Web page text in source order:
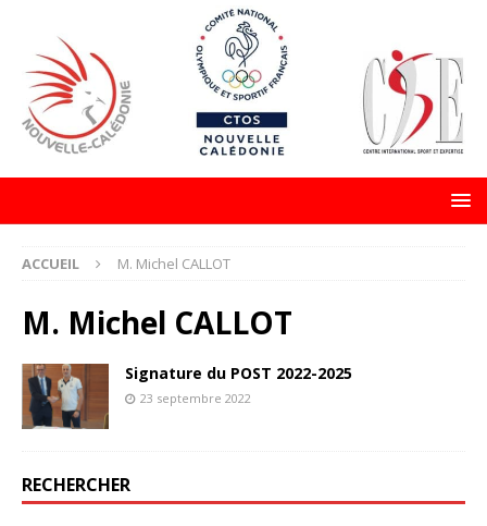
ACCUEIL M. Michel CALLOT
M. Michel CALLOT
Signature du POST 2022-2025
23 septembre 2022
RECHERCHER